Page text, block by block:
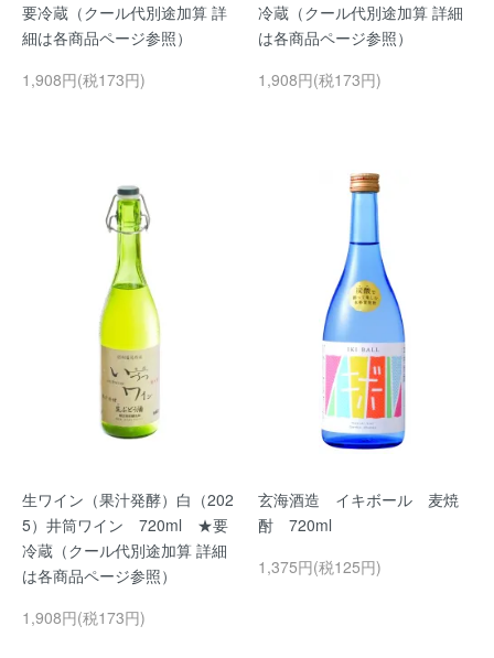
要冷蔵（クール代別途加算 詳
細は各商品ページ参照）
1,908円(税173円)
冷蔵（クール代別途加算 詳細
は各商品ページ参照）
1,908円(税173円)
生ワイン（果汁発酵）白（202
5）井筒ワイン 720ml ★要
冷蔵（クール代別途加算 詳細
は各商品ページ参照）
1,908円(税173円)
玄海酒造 イキボール 麦焼
酎 720ml
1,375円(税125円)